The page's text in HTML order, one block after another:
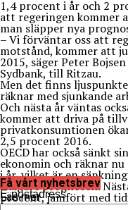
1,4 procent i år och 2
att regeringen kommer
man släpper nya
– Vi förväntar oss att
motstånd, kommer att
2015, säger Peter
Sydbank, till Ritzau.
Men det finns
räknar med sjunkande
Och nästa år väntas
kommer att driva på
privatkonsumtionen
2,5 procent 2016.
OECD har också sänkt
ekonomin och räknar
i år, vilket är en
tidigare prognosen.
procent, jämfört med
Läs mer
Få vårt nyhetsbrev
E-postadress